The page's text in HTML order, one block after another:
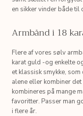
en sikker vinder både til
Armbånd i 18
Flere af vores sølv
karat guld -og enkelte
et klassisk smykke,
alene eller kombiner
kombineres på mange
favoritter. Passer man
i flere år.